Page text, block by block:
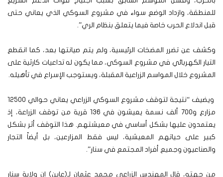
للمنطقة، وازداد الوضع سواء في مشروع السوكي الذي يعاني حتى
قبل اندلاع الحرب خاصة فيما يتعلق بنظام الري”.
وكشف عن تضرر المضخات الرئيسية، ولم يتم صيانتها بعد، كما انقطع
التيار الكهربائي في مشروع السوكي، مما يكون له تداعيات كارثية على
المشروع خلال المواسم الزراعية المقبلة، ويستوجب الإسراع في تأهيله.
ويضيف “نتيجة لتوقف مشروع السوكي الزراعي يعاني حوالي 12500
مزارع و700 ألف نسمة يعيشون في 136 قرية من توقف الزراعة، إذ
يعتمدون عليها بشكل أساسي في معيشتهم. هذا التوقف أثر بشكل
كبير على حياتهم المعيشية، ليس فقط المزارعين، بل أيضاً التجار
والصناعيون وجميع أفراد المجتمع في سنار”.
من جهته، قال المهندس الزراعي محمد عثمان لـ(عاين) إن ولاية سنار